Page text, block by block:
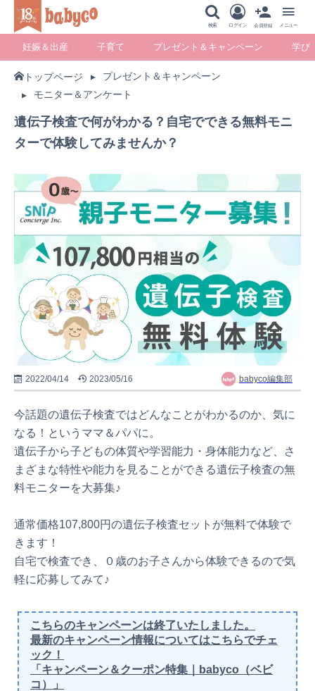
検索 ログイン 会員登録 メニュー
妊娠＆出産 子育て プレゼント＆キャンペーン 学び
トップページ
プレゼント＆キャンペーン
モニター＆アンケート
遺伝子検査で何がわかる？自宅でできる無料モニ
ターで体験してみませんか？
2022/04/14 2023/05/16 babyco編集部
今話題の遺伝子検査ではどんなことがわかるのか、気に
なる！というママ＆パパに。
遺伝子から子どもの体質や学習能力・身体能力など、さ
まざまな特性や能力を見ることができる遺伝子検査の無
料モニターを大募集♪
通常価格107,800円の遺伝子検査セットが無料で体験で
きます！
自宅で検査でき、０歳のお子さんから体験できるので気
軽に応募してみて♪
こちらのキャンペーンは終了いたしました。
最新のキャンペーン情報についてはこちらでチェ
ック！
「キャンペーン＆クーポン特集｜babyco（ベビ
コ）」
ャンペーン
暮らし